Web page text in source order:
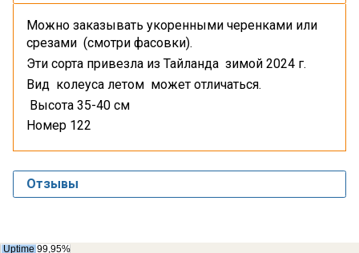
Можно заказывать укоренными черенками или
срезами (смотри фасовки).
Эти сорта привезла из Тайланда зимой 2024 г.
Вид колеуса летом может отличаться.
Высота 35-40 см
Номер 122
Отзывы